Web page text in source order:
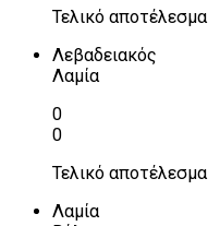
Τελικό αποτέλεσμα
Λεβαδειακός
Λαμία
0
0
Τελικό αποτέλεσμα
Λαμία